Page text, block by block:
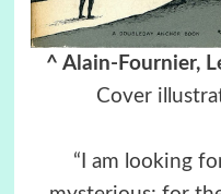
^ Alain-Fournier,
Cover
“I am looking